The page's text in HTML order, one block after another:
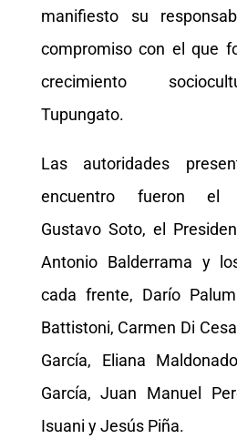
manifiesto su
compromiso con el que
crecimiento
Tupungato.
Las autoridades
encuentro fueron el
Gustavo Soto, el
Antonio Balderrama y
cada frente, Darío
Battistoni, Carmen Di
García, Eliana
García, Juan Manuel
Isuani y Jesús Piña.